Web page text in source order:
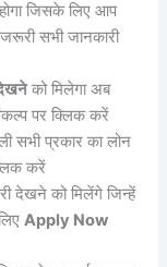
जिसके लिए आप
सभी जानकारी
देखनेको मिलेगा अब
पर क्लिक करें
सभी प्रकार का लोन
करें
देखने को मिलेंगे जिन्हें
Apply Now